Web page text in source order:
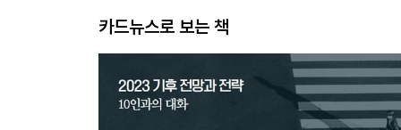
카드뉴스로 보는 책